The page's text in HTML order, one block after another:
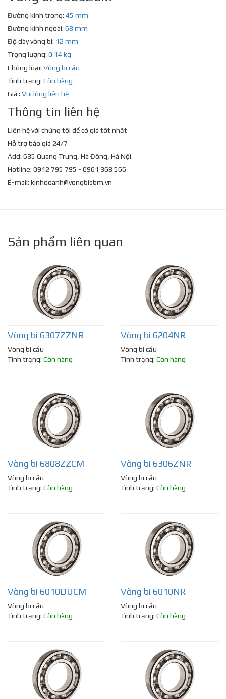
Đường kính trong: 45 mm
Đường kính ngoài: 68 mm
Độ dày vòng bi: 12 mm
Trọng lượng: 0.14 kg
Chủng loại: Vòng bi cầu
Tình trạng: Còn hàng
Giá : Vui lòng liên hệ
Thông tin liên hệ
Liên hệ với chúng tôi để có giá tốt nhất
Hỗ trợ báo giá 24/7
Add: 635 Quang Trung, Hà Đông, Hà Nội.
Hotline: 0912 795 795 - 0961 368 566
E-mail: kinhdoanh@vongbisbm.vn
Sản phẩm liên quan
Vòng bi 6307ZZNR
Vòng bi cầu
Tình trạng: Còn hàng
Vòng bi 6204NR
Vòng bi cầu
Tình trạng: Còn hàng
Vòng bi 6808ZZCM
Vòng bi cầu
Tình trạng: Còn hàng
Vòng bi 6306ZNR
Vòng bi cầu
Tình trạng: Còn hàng
Vòng bi 6010DUCM
Vòng bi cầu
Tình trạng: Còn hàng
Vòng bi 6010NR
Vòng bi cầu
Tình trạng: Còn hàng